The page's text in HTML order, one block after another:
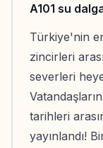
A101 su
Türkiye'nin
zincirleri
severleri
tarihleri
yayınlandı!